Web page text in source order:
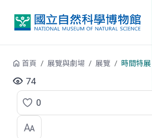
首頁 展覽與劇場 展覽 時間特展
74
點
選
0